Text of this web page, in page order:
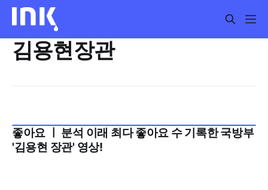
김용현장관
2024년 10월 2주
좋아요 ㅣ 분석 이래 최다 좋아요 수 기록한 국방부
'김용현 장관' 영상!